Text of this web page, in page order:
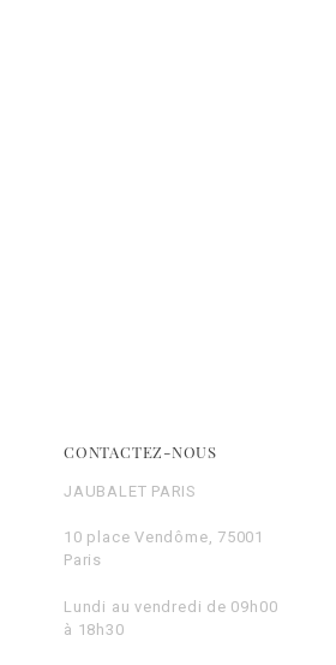
CONTACTEZ-NOUS
JAUBALET PARIS
10 place Vendôme, 75001
Paris
Lundi au vendredi de 09h00
à 18h30